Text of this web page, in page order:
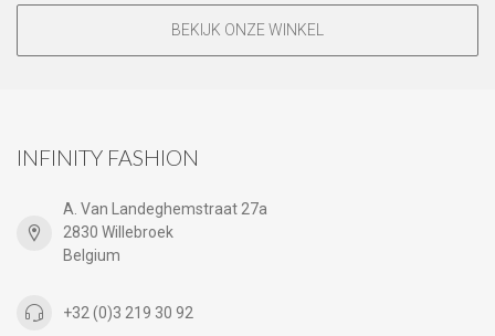
BEKIJK ONZE WINKEL
INFINITY FASHION
A. Van Landeghemstraat 27a
2830 Willebroek
Belgium
+32 (0)3 219 30 92